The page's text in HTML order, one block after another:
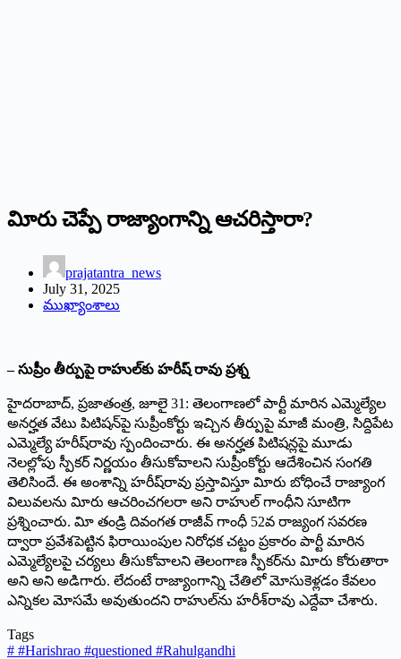
విూరు చెప్పే రాజ్యాంగాన్ని ఆచరిస్తారా?
prajatantra_news
July 31, 2025
ముఖ్యాంశాలు
– సుప్రీం తీర్పుపై రాహుల్‌కు హరీష్‌ రావు ప్రశ్న
హైదరాబాద్‌, ప్రజాతంత్ర, జూలై 31: తెలంగాణలో పార్టీ మారిన ఎమ్మెల్యేల
అనర్హత వేటు పిటిషన్‌పై సుప్రీంకోర్టు ఇచ్చిన తీర్పుపై మాజీ మంత్రి, సిద్దిపేట
ఎమ్మెల్యే హరీష్‌రావు స్పందించారు. ఈ అనర్హత పిటిషన్లపై మూడు
నెలల్లోపు స్పీకర్‌ నిర్ణయం తీసుకోవాలని సుప్రీంకోర్టు ఆదేశించిన సంగతి
తెలిసిందే. ఈ అంశాన్ని హరీష్‌రావు ప్రస్తావిస్తూ విూరు బోధించే రాజ్యాంగ
విలువలను విూరు ఆచరించగలరా అని రాహుల్‌ గాంధీని సూటిగా
ప్రశ్నించారు. విూ తండ్రి దివంగత రాజీవ్‌ గాంధీ 52వ రాజ్యంగ సవరణ
ద్వారా ప్రవేశపెట్టిన ఫిరాయింపుల నిరోధక చట్టం ప్రకారం పార్టీ మారిన
ఎమ్మెల్యేలపై చర్యలు తీసుకోవాలని తెలంగాణ స్పీకర్‌ను విూరు కోరుతారా
అని అని అడిగారు. లేదంటే రాజ్యాంగాన్ని చేతిలో మోసుకెళ్లడం కేవలం
ఎన్నికల మోసమే అవుతుందని రాహుల్‌ను హరీశ్‌రావు ఎద్దేవా చేశారు.
Tags
# #Harishrao #questioned #Rahulgandhi